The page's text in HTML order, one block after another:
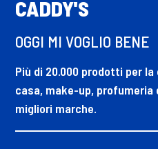
CADDY'S
OGGI MI VOGLIO BENE
Più di 20.000 prodotti per la
casa, make-up, profumeria
migliori marche.